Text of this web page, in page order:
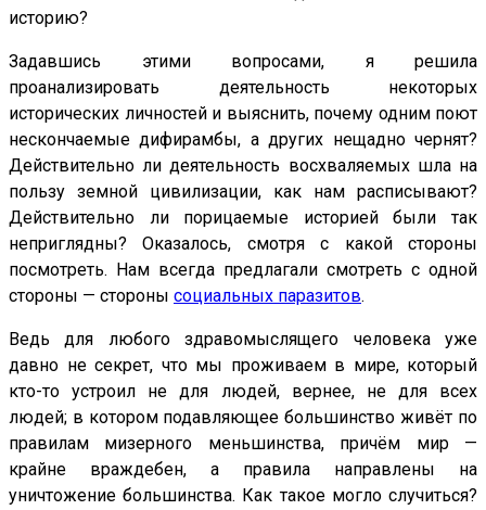
историю?
Задавшись этими вопросами, я решила
проанализировать деятельность некоторых
исторических личностей и выяснить, почему одним поют
нескончаемые дифирамбы, а других нещадно чернят?
Действительно ли деятельность восхваляемых шла на
пользу земной цивилизации, как нам расписывают?
Действительно ли порицаемые историей были так
неприглядны? Оказалось, смотря с какой стороны
посмотреть. Нам всегда предлагали смотреть с одной
стороны — стороны социальных паразитов.
Ведь для любого здравомыслящего человека уже
давно не секрет, что мы проживаем в мире, который
кто-то устроил не для людей, вернее, не для всех
людей; в котором подавляющее большинство живёт по
правилам мизерного меньшинства, причём мир —
крайне враждебен, а правила направлены на
уничтожение большинства. Как такое могло случиться?